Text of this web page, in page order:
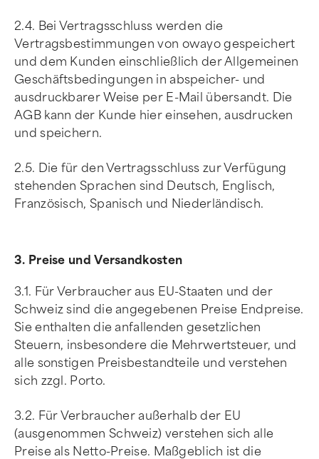
2.4. Bei Vertragsschluss werden die
Vertragsbestimmungen von owayo gespeichert
und dem Kunden einschließlich der Allgemeinen
Geschäftsbedingungen in abspeicher- und
ausdruckbarer Weise per E-Mail übersandt. Die
AGB kann der Kunde hier einsehen, ausdrucken
und speichern.
2.5. Die für den Vertragsschluss zur Verfügung
stehenden Sprachen sind Deutsch, Englisch,
Französisch, Spanisch und Niederländisch.
3. Preise und Versandkosten
3.1. Für Verbraucher aus EU-Staaten und der
Schweiz sind die angegebenen Preise Endpreise.
Sie enthalten die anfallenden gesetzlichen
Steuern, insbesondere die Mehrwertsteuer, und
alle sonstigen Preisbestandteile und verstehen
sich zzgl. Porto.
3.2. Für Verbraucher außerhalb der EU
(ausgenommen Schweiz) verstehen sich alle
Preise als Netto-Preise. Maßgeblich ist die